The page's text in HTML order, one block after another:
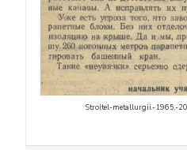
Stroitel-metallurgii.-1965.-